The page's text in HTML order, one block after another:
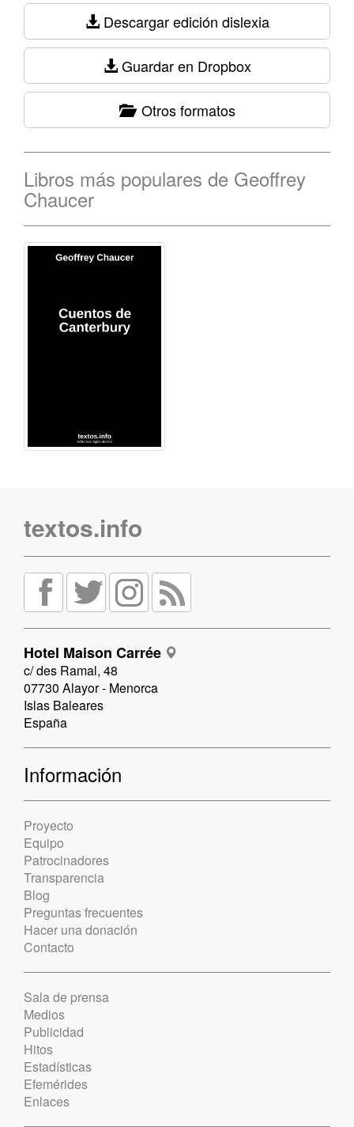
Descargar edición dislexia
Guardar en Dropbox
Otros formatos
Libros más populares de Geoffrey
Chaucer
textos.info
Hotel Maison Carrée
c/ des Ramal, 48
07730 Alayor - Menorca
Islas Baleares
España
Información
Proyecto
Equipo
Patrocinadores
Transparencia
Blog
Preguntas frecuentes
Hacer una donación
Contacto
Sala de prensa
Medios
Publicidad
Hitos
Estadísticas
Efemérides
Enlaces